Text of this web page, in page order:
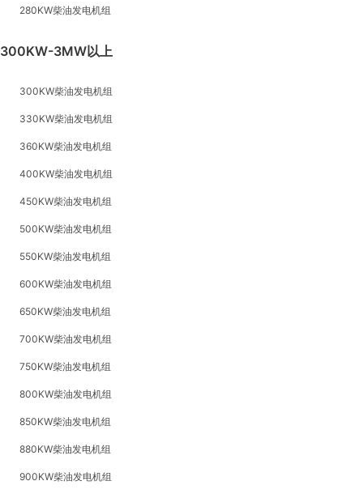
280KW柴油发电机组
300KW-3MW以上
300KW柴油发电机组
330KW柴油发电机组
360KW柴油发电机组
400KW柴油发电机组
450KW柴油发电机组
500KW柴油发电机组
550KW柴油发电机组
600KW柴油发电机组
650KW柴油发电机组
700KW柴油发电机组
750KW柴油发电机组
800KW柴油发电机组
850KW柴油发电机组
880KW柴油发电机组
900KW柴油发电机组